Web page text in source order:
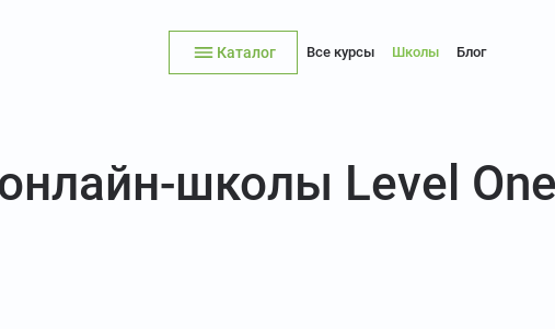
Каталог Все курсы Школы Блог
школы Level One